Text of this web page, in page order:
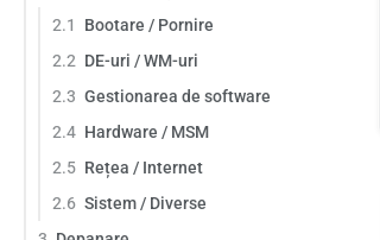
2.1
Bootare / Pornire
2.2 DE-uri / WM-uri
2.3 Gestionarea de software
2.4 Hardware / MSM
2.5 Rețea / Internet
2.6 Sistem / Diverse